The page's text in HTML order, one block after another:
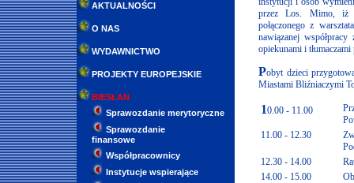
AKTUALNOŚCI
O NAS
WYDAWNICTWO
PROJEKTY EUROPEJSKIE
BIESŁAN
Sprawozdanie merytoryczne
Sprawozdanie
finansowe
Współpracownicy
Instytucje wspierające
przez Los. Mimo, iż
połączonego z
nawiązanej
opiekunami i
Pobyt dzieci
Miastami Bliźniaczymi
10.00 - 11.00
11.00 - 12.30
12.30 - 14.00
14.00 - 15.00